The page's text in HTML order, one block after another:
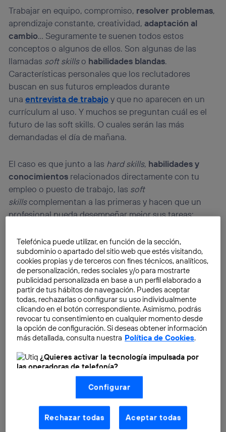
Trabajar en equipo, compromiso, resolver problemas,
aprendizaje constante, creatividad, adaptación al
cambio… Seguramente te suenen todos estos
conceptos o algunos de ellos. Son algunas de las
llamadas soft skillso habilidades blandas.
Características personales que los reclutadores
buscan en sus futuros empleados durante
unaentrevista de trabajoy que no aparecen en un
currículum al uso. Y muchos se preguntan cuál es el
futuro de las soft skills. O cuales serán las más
demandadas el día de mañana.
El caso es que junto a las hard skills, habilidades y
conocimientos relacionados directamente con tu
empleo o puesto de trabajo, las soft
skillscomplementan a las primeras y hacen que un
profesional pueda desempeñar mejor sus tareas:
tolerancia a los cambios… Son solo algunos ejemplos
de habilidades blandas quetodos deberíamos tener
O al menos,entrenar y potenciaren nuestro día a
día.
Telefónica puede utilizar, en función de la sección,
subdominio o apartado del sitio web que estés visitando,
cookies propias y de terceros con fines técnicos, analíticos,
de personalización, redes sociales y/o para mostrarte
publicidad personalizada en base a un perfil elaborado a
partir de tus hábitos de navegación. Puedes aceptar
todas, rechazarlas o configurar su uso individualmente
clicando en el botón correspondiente. Asimismo, podrás
revocar tu consentimiento en cualquier momento desde
la opción de configuración. Si deseas obtener información
más detallada, consulta nuestra Política de Cookies.
¿Quieres activar la tecnología impulsada por
las operadoras de telefonía?
Nosotros, Telefónica S.A., utilizamos la tecnología Utiq para
realizar nuestras acciones de marketing digital o análisis
(como se describe en este aviso de consentimiento)
basadas en tu navegación en nuestra(s) web(s)
aquí (solo cuando utilizas una conexión a
internet habilitada , proporcionada por una de las
Configurar
Rechazar todas Aceptar todas